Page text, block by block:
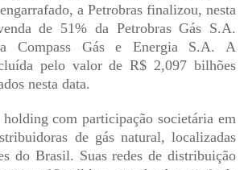
a Petrobras finalizou, nesta
de 51% da Petrobras Gás S.A.
Compass Gás e Energia S.A. A
pelo valor de R$ 2,097 bilhões
nesta data.
com participação societária em
de gás natural, localizadas
do Brasil. Suas redes de distribuição